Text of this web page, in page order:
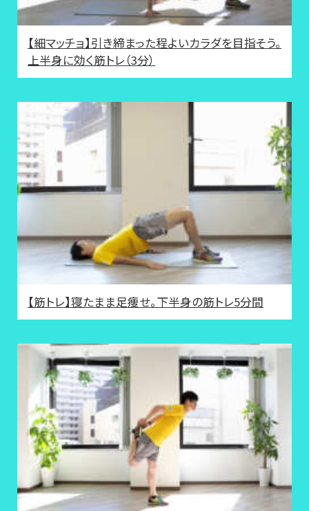
【細マッチョ】引き締まった程よいカラダを目指そう。
上半身に効く筋トレ（3分）
【筋トレ】寝たまま足痩せ。下半身の筋トレ5分間